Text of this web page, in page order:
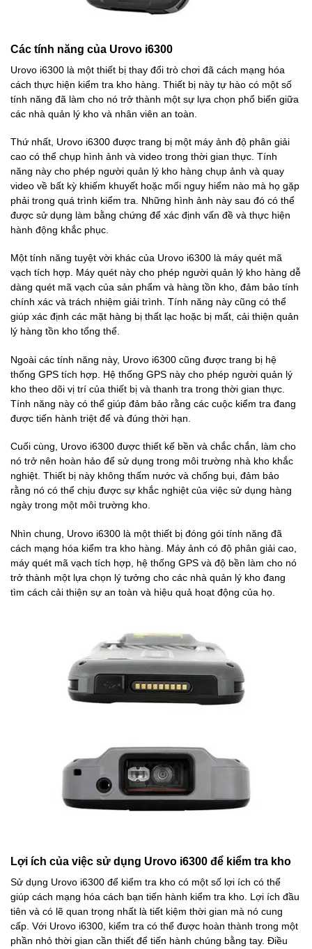
Các tính năng của Urovo i6300
Urovo i6300 là một thiết bị thay đổi trò chơi đã cách mạng hóa
cách thực hiện kiểm tra kho hàng. Thiết bị này tự hào có một số
tính năng đã làm cho nó trở thành một sự lựa chọn phổ biến giữa
các nhà quản lý kho và nhân viên an toàn.
Thứ nhất, Urovo i6300 được trang bị một máy ảnh độ phân giải
cao có thể chụp hình ảnh và video trong thời gian thực. Tính
năng này cho phép người quản lý kho hàng chụp ảnh và quay
video về bất kỳ khiếm khuyết hoặc mối nguy hiểm nào mà họ gặp
phải trong quá trình kiểm tra. Những hình ảnh này sau đó có thể
được sử dụng làm bằng chứng để xác định vấn đề và thực hiện
hành động khắc phục.
Một tính năng tuyệt vời khác của Urovo i6300 là máy quét mã
vạch tích hợp. Máy quét này cho phép người quản lý kho hàng dễ
dàng quét mã vạch của sản phẩm và hàng tồn kho, đảm bảo tính
chính xác và trách nhiệm giải trình. Tính năng này cũng có thể
giúp xác định các mặt hàng bị thất lạc hoặc bị mất, cải thiện quản
lý hàng tồn kho tổng thể.
Ngoài các tính năng này, Urovo i6300 cũng được trang bị hệ
thống GPS tích hợp. Hệ thống GPS này cho phép người quản lý
kho theo dõi vị trí của thiết bị và thanh tra trong thời gian thực.
Tính năng này có thể giúp đảm bảo rằng các cuộc kiểm tra đang
được tiến hành triệt để và đúng thời hạn.
Cuối cùng, Urovo i6300 được thiết kế bền và chắc chắn, làm cho
nó trở nên hoàn hảo để sử dụng trong môi trường nhà kho khắc
nghiệt. Thiết bị này không thấm nước và chống bụi, đảm bảo
rằng nó có thể chịu được sự khắc nghiệt của việc sử dụng hàng
ngày trong một môi trường kho.
Nhìn chung, Urovo i6300 là một thiết bị đóng gói tính năng đã
cách mạng hóa kiểm tra kho hàng. Máy ảnh có độ phân giải cao,
máy quét mã vạch tích hợp, hệ thống GPS và độ bền làm cho nó
trở thành một lựa chọn lý tưởng cho các nhà quản lý kho đang
tìm cách cải thiện sự an toàn và hiệu quả hoạt động của họ.
Lợi ích của việc sử dụng Urovo i6300 để kiểm tra kho
Sử dụng Urovo i6300 để kiểm tra kho có một số lợi ích có thể
giúp cách mạng hóa cách bạn tiến hành kiểm tra kho. Lợi ích đầu
tiên và có lẽ quan trọng nhất là tiết kiệm thời gian mà nó cung
cấp. Với Urovo i6300, kiểm tra có thể được hoàn thành trong một
phần nhỏ thời gian cần thiết để tiến hành chúng bằng tay. Điều